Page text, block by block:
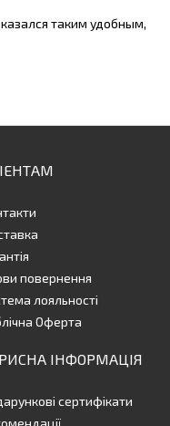
таким удобным,
повернення
лояльності
Оферта
ІНФОРМАЦІЯ
сертифікати